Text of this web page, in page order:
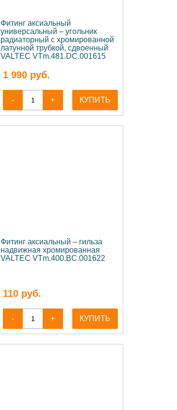
Фитинг аксиальный
универсальный – угольник
радиаторный с хромированной
латунной трубкой, сдвоенный
VALTEC VTm.481.DC.001615
1 990руб.
- + КУПИТЬ
Фитинг аксиальный – гильза
надвижная хромированная
VALTEC VTm.400.BC.001622
110руб.
- + КУПИТЬ